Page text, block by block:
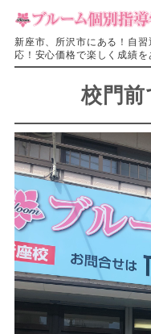
新座市、所沢市にある！自
応！安心価格で楽しく成績を
料金・授業システム
入塾の流れ
教室概要
お問い合わせ
校門前